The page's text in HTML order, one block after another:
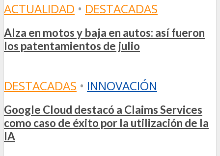
ACTUALIDAD • DESTACADAS
Alza en motos y baja en autos: así fueron
los patentamientos de julio
DESTACADAS • INNOVACIÓN
Google Cloud destacó a Claims Services
como caso de éxito por la utilización de la
IA